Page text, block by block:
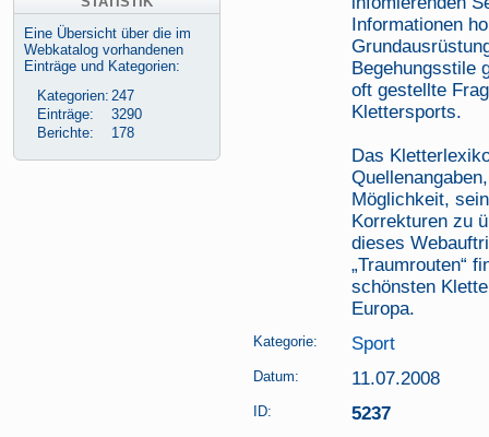
Informationen
Begehungsstile
oft gestellte
Klettersports.
Das
Möglichkeit,
Korrekturen zu
dieses
„Traumrouten“
schönsten
Europa.
Kategorie: Sport
Datum: 11.07.2008
ID: 5237
Eine Übersicht über die im
Webkatalog vorhandenen
Einträge und Kategorien:
Kategorien: 247
Einträge:
3290
Berichte:
178